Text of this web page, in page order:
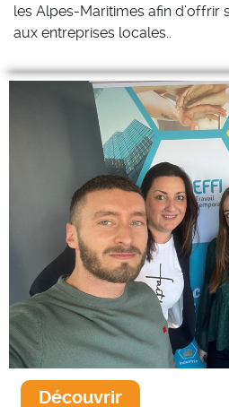
les Alpes-Maritimes afin d’offrir
aux entreprises locales..
Découvrir